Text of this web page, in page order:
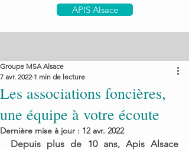
APIS Alsace
Les associations foncières,
une équipe à votre écoute
Groupe MSA Alsace
7 avr. 2022 1 min de lecture
Dernière mise à jour : 12 avr. 2022
Depuis plus de 10 ans, Apis Alsace